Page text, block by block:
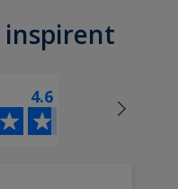
inspirent
4.6